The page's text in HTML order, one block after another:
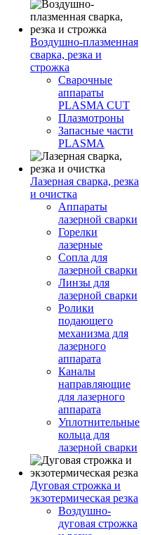
Воздушно-плазменная
сварка, резка и
строжка
Сварочные
аппараты
PLASMA CUT
Плазмотроны
Запасные части
PLASMA
Лазерная сварка, резка
и очистка
Аппараты
лазерной сварки
Горелки
лазерные
Сопла для
лазерной сварки
Линзы для
лазерной сварки
Ролики
подающего
механизма для
лазерного
аппарата
Каналы
направляющие
для лазерного
аппарата
Уплотнительные
кольца для
лазерной сварки
Дуговая строжка и
экзотермическая резка
Воздушно-
дуговая строжка